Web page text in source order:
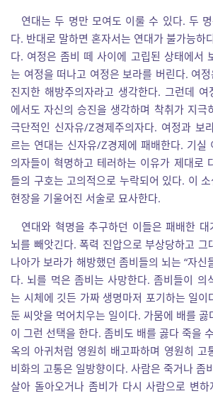
연대는 두 명만 모여도 이룰 수 있다. 두
다. 반대로 말하면 혼자서는 연대가 불가능하
다. 여정은 좀비 떼 사이에 고립된 상태에서
는 여정을 떠나고 여정은 보라를 버린다. 여
진지한 해방주의자라고 생각한다. 그런데 여
에서도 자신의 승진을 생각하며 착취가 지극
극단적인 신자유/Z경제주의자다. 여정과 보
르는 연대는 신자유/Z경제에 패배한다. 기실
의자들이 혁명하고 테러하는 이유가 제대로
들의 구호는 고의적으로 누락되어 있다. 이
현장을 기울어진 서술로 묘사한다.
연대와 혁명을 추구하던 이들은 패배한 대
뇌를 빼앗긴다. 폭력 진압으로 부상당하고 그
나아가 보라가 해방했던 좀비들의 뇌는 “자신
다. 뇌를 먹은 좀비는 사망한다. 좀비들이 의
는 시체에 깃든 가짜 생명마저 포기하는 일이
둔 씨앗을 먹어치우는 일이다. 가뭄에 배를 곯
이 그런 선택을 한다. 좀비도 배를 곯다 죽을
옥의 아귀처럼 영원히 배고파하며 영원히 고
비화의 고통은 일방향이다. 사람은 죽거나 좀
살아 돌아오거나 좀비가 다시 사람으로 변